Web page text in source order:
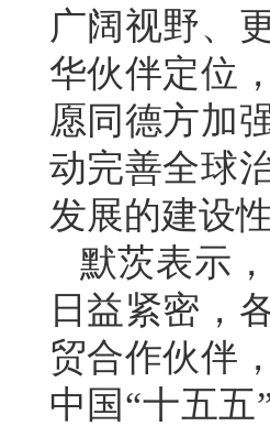
广阔视野、
华伙伴定位
愿同德方加
动完善全球
发展的建设
默茨表示
日益紧密，
贸合作伙伴
中国“十五